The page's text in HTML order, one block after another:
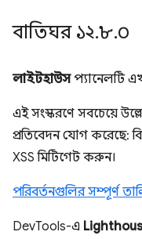
বাতিঘর ১২.৮.০
লাইটহাউসপ্যানেলটি
এই সংস্করণে সবচেয়ে
প্রতিবেদন যোগ করেছে:
XSS মিটিগেট করুন।
পরিবর্তনগুলির সম্পূর্ণ
DevTools-এ